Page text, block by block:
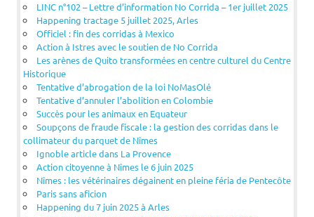
LINC n°102 – Lettre d’information No Corrida – 1er juillet 2025
Happening tractage 5 juillet 2025, Arles
Officiel : fin des corridas à Mexico
Action à Istres avec le soutien de No Corrida
Les arènes de Quito transformées en centre culturel du Centre
Historique
Tentative d’abrogation de la loi NoMasOlé
Tentative d’annuler l’abolition en Colombie
Succès pour les animaux en Equateur
Soupçons de fraude fiscale : la gestion des corridas dans le
collimateur du parquet de Nîmes
Ignoble article dans La Provence
Action citoyenne à Nîmes le 6 juin 2025
Nîmes : les vétérinaires dégainent en pleine féria de Pentecôte
Paris sans aficion
Happening du 7 juin 2025 à Arles